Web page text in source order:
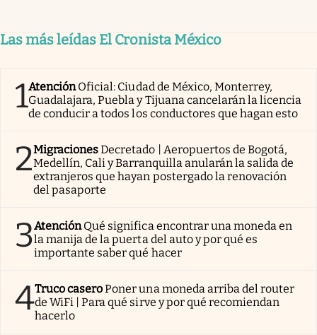
Las más leídas El Cronista México
1AtenciónOficial: Ciudad de México, Monterrey,
Guadalajara, Puebla y Tijuana cancelarán la licencia
de conducir a todos los conductores que hagan esto
2MigracionesDecretado | Aeropuertos de Bogotá,
Medellín, Cali y Barranquilla anularán la salida de
extranjeros que hayan postergado la renovación
del pasaporte
3AtenciónQué significa encontrar una moneda en
la manija de la puerta del auto y por qué es
importante saber qué hacer
4Truco caseroPoner una moneda arriba del router
de WiFi | Para qué sirve y por qué recomiendan
hacerlo